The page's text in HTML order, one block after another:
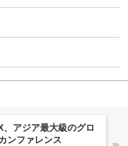
アジア最大級のグロ
ンファレンス